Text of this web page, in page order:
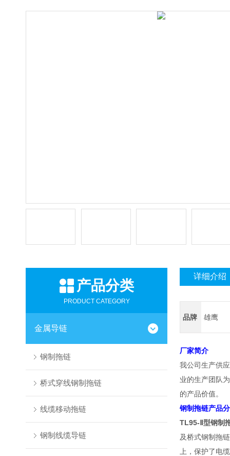
产品分类
PRODUCT CATEGORY
金属导链
钢制拖链
桥式穿线钢制拖链
线缆移动拖链
钢制线缆导链
详细介绍
品牌 雄鹰
厂家简介
我公司生产供
业的生产团队
的产品价值。
钢制拖链产品
TL95-Ⅱ型钢制
及桥式钢制拖
上，保护了电